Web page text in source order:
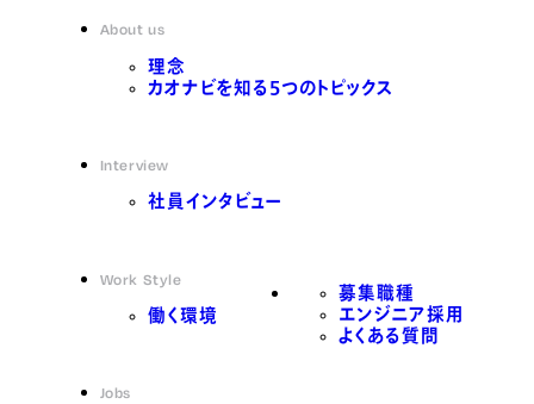
About us
理念
カオナビを知る5つのトピックス
Interview
社員インタビュー
Work Style
働く環境
Jobs
募集職種
エンジニア採用
よくある質問